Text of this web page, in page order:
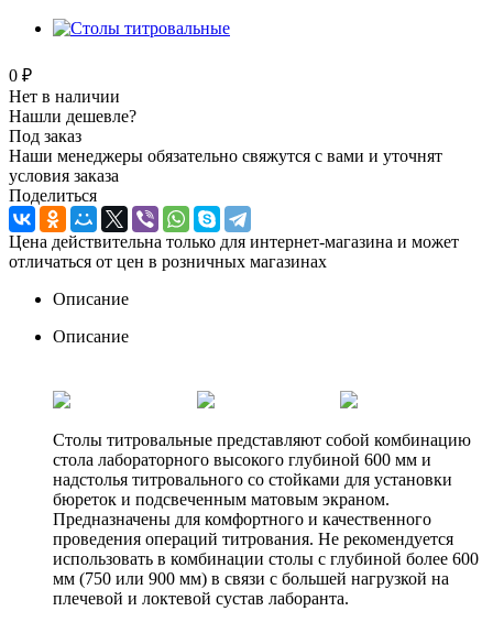
0 ₽
Нет в наличии
Нашли дешевле?
Под заказ
Наши менеджеры обязательно свяжутся с вами и уточнят
условия заказа
Поделиться
Цена действительна только для интернет-магазина и может
отличаться от цен в розничных магазинах
Описание
Описание
Столы титровальные представляют собой комбинацию
стола лабораторного высокого глубиной 600 мм и
надстолья титровального со стойками для установки
бюреток и подсвеченным матовым экраном.
Предназначены для комфортного и качественного
проведения операций титрования. Не рекомендуется
использовать в комбинации столы с глубиной более 600
мм (750 или 900 мм) в связи с большей нагрузкой на
плечевой и локтевой сустав лаборанта.